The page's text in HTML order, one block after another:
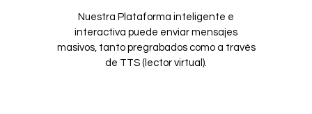
Nuestra Plataforma inteligente e
interactiva puede enviar mensajes
masivos, tanto pregrabados como a través
de TTS (lector virtual).